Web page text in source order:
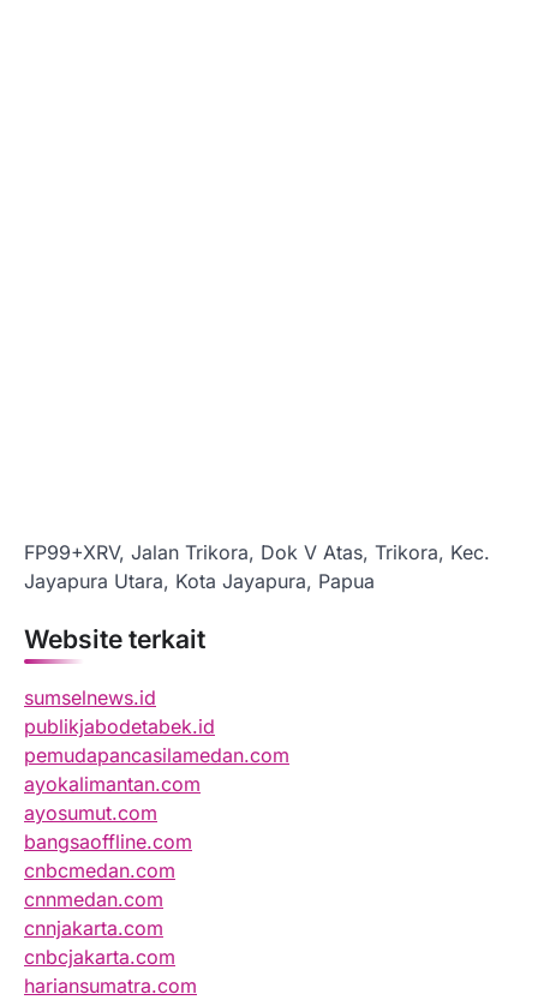
FP99+XRV, Jalan Trikora, Dok V Atas, Trikora, Kec.
Jayapura Utara, Kota Jayapura, Papua
Website terkait
sumselnews.id
publikjabodetabek.id
pemudapancasilamedan.com
ayokalimantan.com
ayosumut.com
bangsaoffline.com
cnbcmedan.com
cnnmedan.com
cnnjakarta.com
cnbcjakarta.com
hariansumatra.com